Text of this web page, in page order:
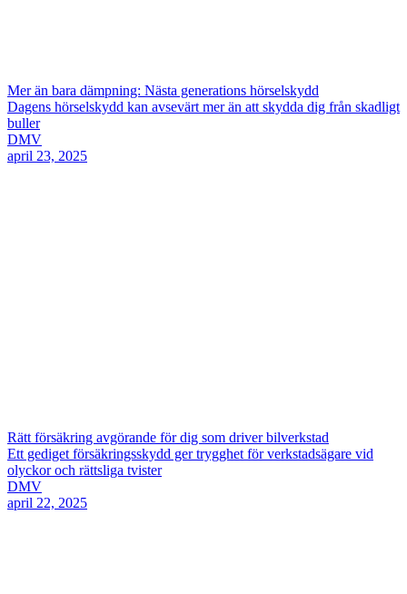
Mer än bara dämpning: Nästa generations hörselskydd
Dagens hörselskydd kan avsevärt mer än att skydda dig från skadligt
buller
DMV
april 23, 2025
Rätt försäkring avgörande för dig som driver bilverkstad
Ett gediget försäkringsskydd ger trygghet för verkstadsägare vid
olyckor och rättsliga tvister
DMV
april 22, 2025